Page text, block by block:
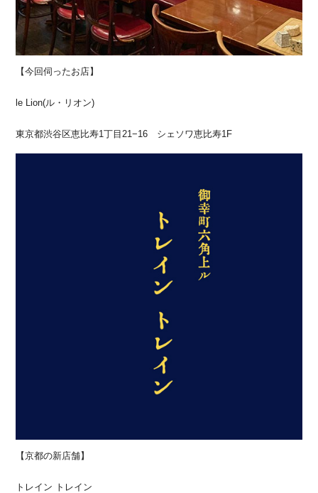
【今回伺ったお店】
le Lion(ル・リオン)
東京都渋谷区恵比寿1丁目21−16 シェソワ恵比寿1F
【京都の新店舗】
トレイン トレイン